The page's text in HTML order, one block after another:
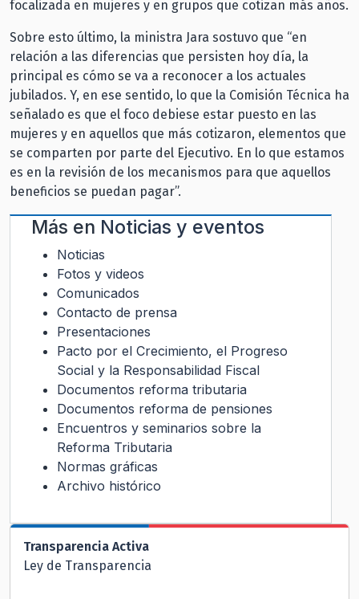
focalizada en mujeres y en grupos que cotizan más años.
Sobre esto último, la ministra Jara sostuvo que “en
relación a las diferencias que persisten hoy día, la
principal es cómo se va a reconocer a los actuales
jubilados. Y, en ese sentido, lo que la Comisión Técnica ha
señalado es que el foco debiese estar puesto en las
mujeres y en aquellos que más cotizaron, elementos que
se comparten por parte del Ejecutivo. En lo que estamos
es en la revisión de los mecanismos para que aquellos
beneficios se puedan pagar”.
Más en Noticias y eventos
Noticias
Fotos y videos
Comunicados
Contacto de prensa
Presentaciones
Pacto por el Crecimiento, el Progreso
Social y la Responsabilidad Fiscal
Documentos reforma tributaria
Documentos reforma de pensiones
Encuentros y seminarios sobre la
Reforma Tributaria
Normas gráficas
Archivo histórico
Transparencia Activa
Ley de Transparencia